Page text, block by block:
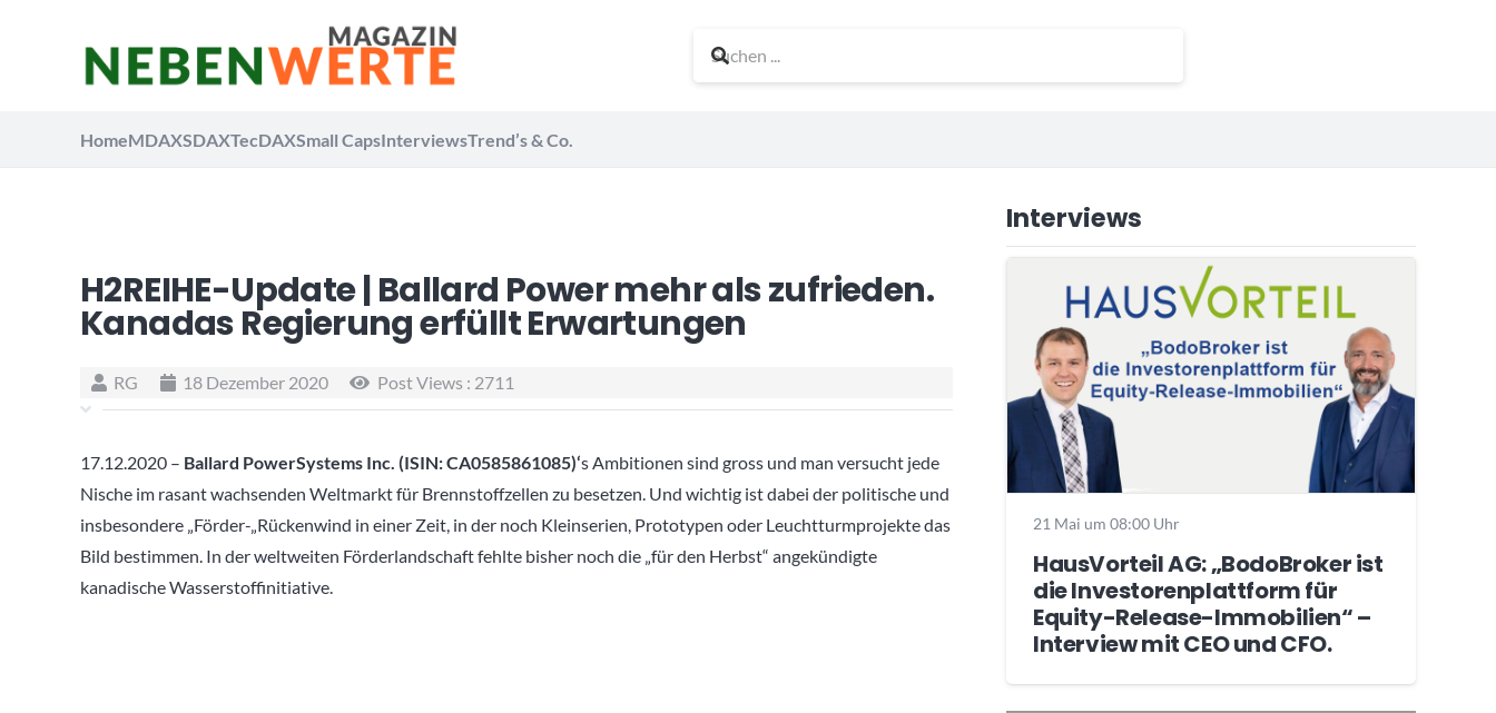
HomeMDAXSDAXTecDAXSmall CapsInterviewsTrend’s & Co.
H2REIHE-Update | Ballard Power mehr als zufrieden.
Kanadas Regierung erfüllt Erwartungen
RG 18 Dezember 2020 Post Views : 2711
17.12.2020 – Ballard PowerSystems Inc. (ISIN:CA0585861085)‘s Ambitionen sind gross und man versucht jede
Nische im rasant wachsenden Weltmarkt für Brennstoffzellen zu besetzen. Und wichtig ist dabei der politische und
insbesondere „Förder-„Rückenwind in einer Zeit, in der noch Kleinserien, Prototypen oder Leuchtturmprojekte das
Bild bestimmen. In der weltweiten Förderlandschaft fehlte bisher noch die „für den Herbst“ angekündigte
kanadische Wasserstoffinitiative.
Interviews
21 Mai um 08:00 Uhr
HausVorteil AG: „BodoBroker ist
die Investorenplattform für
Equity-Release-Immobilien“ –
Interview mit CEO und CFO.
Wochenrückblick